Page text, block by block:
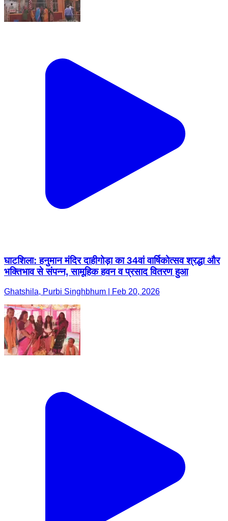
घाटशिला: हनुमान मंदिर दाहीगोड़ा का 34वां वार्षिकोत्सव श्रद्धा और
भक्तिभाव से संपन्न, सामूहिक हवन व प्रसाद वितरण हुआ
Ghatshila, Purbi Singhbhum | Feb 20, 2026